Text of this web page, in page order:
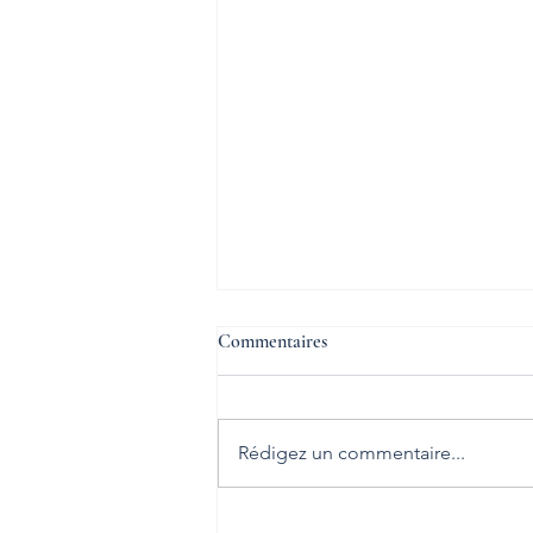
Commentaires
Rédigez un commentaire...